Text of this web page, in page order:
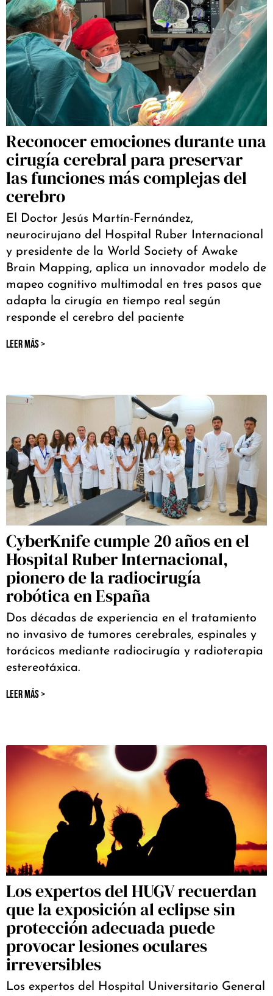
Reconocer emociones durante una
cirugía cerebral para preservar
las funciones más complejas del
cerebro
El Doctor Jesús Martín-Fernández,
neurocirujano del Hospital Ruber Internacional
y presidente de la World Society of Awake
Brain Mapping, aplica un innovador modelo de
mapeo cognitivo multimodal en tres pasos que
adapta la cirugía en tiempo real según
responde el cerebro del paciente
LEER MÁS >
CyberKnife cumple 20 años en el
Hospital Ruber Internacional,
pionero de la radiocirugía
robótica en España
Dos décadas de experiencia en el tratamiento
no invasivo de tumores cerebrales, espinales y
torácicos mediante radiocirugía y radioterapia
estereotáxica.
LEER MÁS >
Los expertos del HUGV recuerdan
que la exposición al eclipse sin
protección adecuada puede
provocar lesiones oculares
irreversibles
Los expertos del Hospital Universitario General